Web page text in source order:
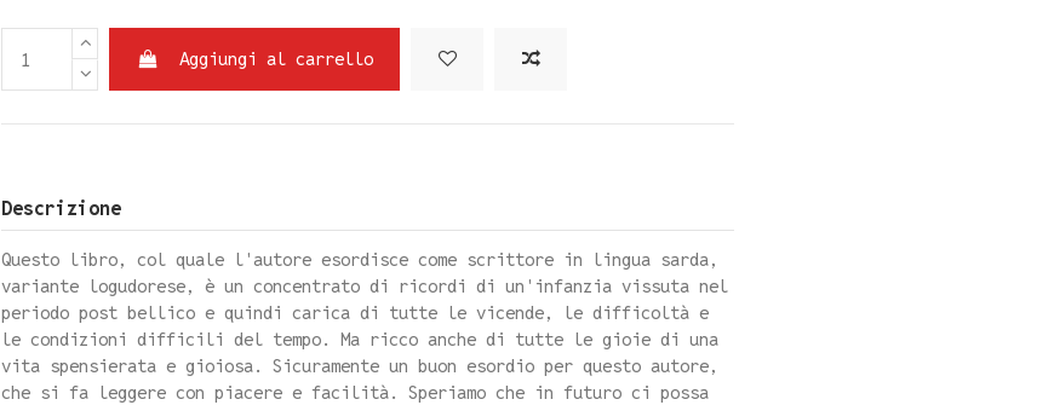
Aggiungi al carrello
Descrizione
Questo libro, col quale l'autore esordisce come scrittore in lingua sarda,
variante logudorese, è un concentrato di ricordi di un'infanzia vissuta nel
periodo post bellico e quindi carica di tutte le vicende, le difficoltà e
le condizioni difficili del tempo. Ma ricco anche di tutte le gioie di una
vita spensierata e gioiosa. Sicuramente un buon esordio per questo autore,
che si fa leggere con piacere e facilità. Speriamo che in futuro ci possa